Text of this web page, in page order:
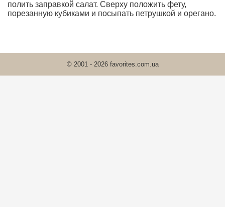
полить заправкой салат. Сверху положить фету,
порезанную кубиками и посыпать петрушкой и орегано.
© 2001 - 2026 favorites.com.ua